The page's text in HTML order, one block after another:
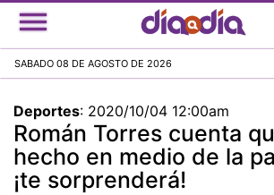
Pasar
al
principal
SABADO 08 DE AGOSTO DE 2026
Deportes: 2020/10/04 12:00am
Román Torres cuenta
hecho en medio de la
¡te sorprenderá!